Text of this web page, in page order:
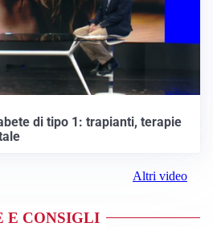
di tipo 1: trapianti, terapie
Altri video
E CONSIGLI